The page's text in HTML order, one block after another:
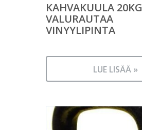
KAHVAKUULA 20KG
VALURAUTAA
VINYYLIPINTA
LUE LISÄÄ »